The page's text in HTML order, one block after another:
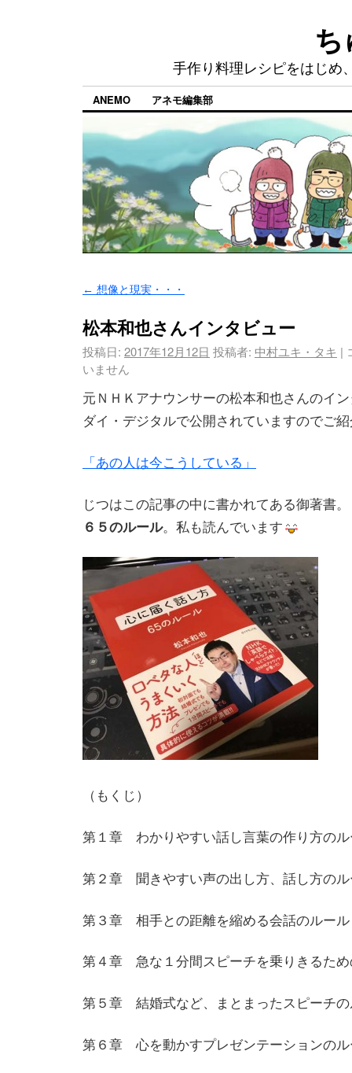
手作り料理レシピをはじめ
ANEMO アネモ編集部
← 想像と現実・・・
松本和也さんインタビュー
投稿日: 2017年12月12日 投稿者: 中村ユキ・タキ |
いません
元ＮＨＫアナウンサーの松本和也さんのイ
ダイ・デジタルで公開されていますのでご
「あの人は今こうしている」
じつはこの記事の中に書かれてある御著書。
６５のルール。私も読んでいます
（もくじ）
第１章 わかりやすい話し言葉の作り方のル
第２章 聞きやすい声の出し方、話し方のル
第３章 相手との距離を縮める会話のルール
第４章 急な１分間スピーチを乗りきるため
第５章 結婚式など、まとまったスピーチの
第６章 心を動かすプレゼンテーションのル